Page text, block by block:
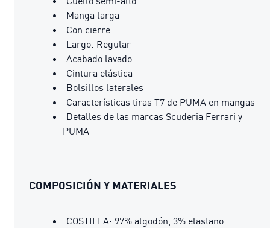
Manga larga
Con cierre
Largo: Regular
Acabado lavado
Cintura elástica
Bolsillos laterales
Características tiras T7 de PUMA en mangas
Detalles de las marcas Scuderia Ferrari y
PUMA
COMPOSICIÓN Y MATERIALES
COSTILLA: 97% algodón, 3% elastano